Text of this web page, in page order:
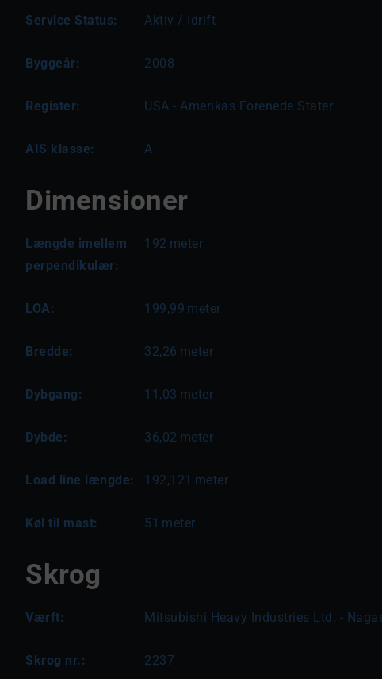
Service Status: Aktiv / Idrift
Byggeår: 2008
Register: USA - Amerikas Forenede Stater
AIS klasse: A
Dimensioner
Længde imellem
perpendikulær:
192 meter
LOA: 199,99 meter
Bredde: 32,26 meter
Dybgang: 11,03 meter
Dybde: 36,02 meter
Load line længde: 192,121 meter
Køl til mast: 51 meter
Skrog
Værft: Mitsubishi Heavy Industries Ltd. -
Skrog nr.: 2237